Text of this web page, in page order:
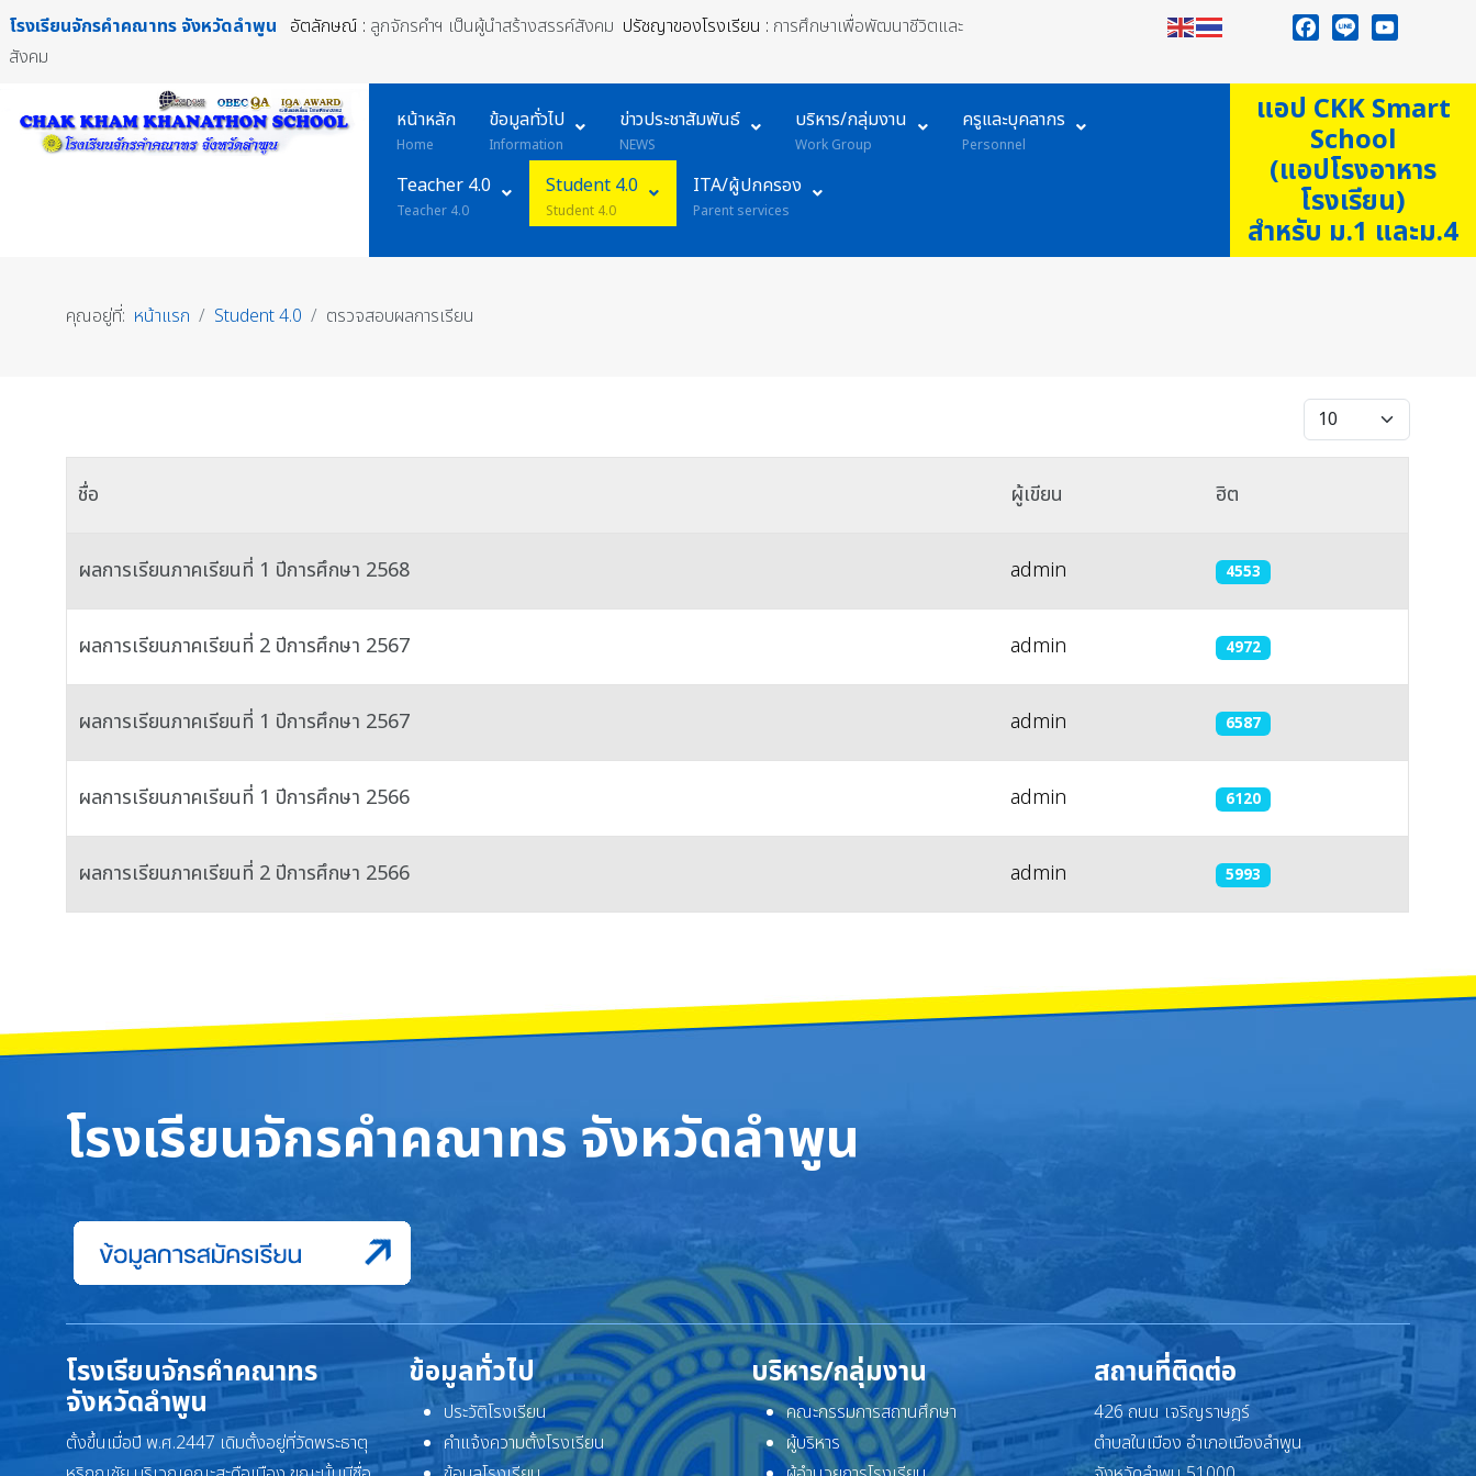
โรงเรียนจักรคำคณาทร จังหวัดลำพูน อัตลักษณ์ : ลูกจักรคำฯ เป็นผู้นำสร้างสรรค์สังคม ปรัชญาของโรงเรียน : การศึกษาเพื่อพัฒนาชีวิตและ
สังคม
หน้าหลัก
Home
ข้อมูลทั่วไป
Information
ข่าวประชาสัมพันธ์
NEWS
บริหาร/กลุ่มงาน
Work Group
ครูและบุคลากร
Personnel
Teacher 4.0
Teacher 4.0
Student 4.0
Student 4.0
ITA/ผู้ปกครอง
Parent services
แอป CKK Smart
School
(แอปโรงอาหาร
โรงเรียน)
สำหรับ ม.1 และม.4
คุณอยู่ที่: หน้าแรก Student 4.0 ตรวจสอบผลการเรียน
แสดง #
ชื่อ ผู้เขียน ฮิต
ผลการเรียนภาคเรียนที่ 1 ปีการศึกษา 2568 admin 4553
ผลการเรียนภาคเรียนที่ 2 ปีการศึกษา 2567 admin 4972
ผลการเรียนภาคเรียนที่ 1 ปีการศึกษา 2567 admin 6587
ผลการเรียนภาคเรียนที่ 1 ปีการศึกษา 2566 admin 6120
ผลการเรียนภาคเรียนที่ 2 ปีการศึกษา 2566 admin 5993
โรงเรียนจักรคำคณาทร จังหวัดลำพูน
โรงเรียนจักรคำคณาทร
จังหวัดลำพูน
ตั้งขึ้นเมื่อปี พ.ศ.2447 เดิมตั้งอยู่ที่วัดพระธาตุ
ข้อมูลทั่วไป
ประวัติโรงเรียน
คำแจ้งความตั้งโรงเรียน
บริหาร/กลุ่มงาน
คณะกรรมการสถานศึกษา
ผู้บริหาร
สถานที่ติดต่อ
426 ถนน เจริญราษฎร์
ตำบลในเมือง อำเภอเมืองลำพูน